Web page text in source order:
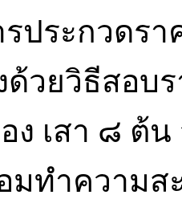
รประกวดรา
วยวิธีสอบร
ง เสา ๘ ต้
มทำความ